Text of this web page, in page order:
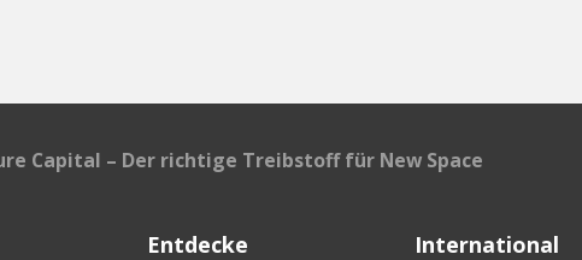
Capital – Der richtige Treibstoff für New Space
Entdecke
International